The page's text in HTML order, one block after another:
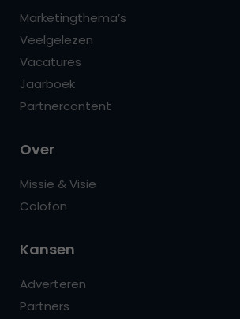
Marketingthema’s
Veelgelezen
Vacatures
Jaarboek
Partnercontent
Over
Missie & Visie
Colofon
Kansen
Adverteren
Partners